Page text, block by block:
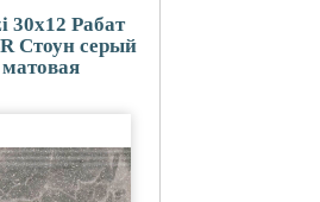
30x12 Рабат
Стоун серый